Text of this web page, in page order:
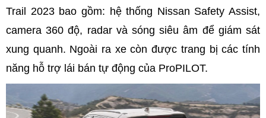
Trail 2023 bao gồm: hệ thống Nissan Safety Assist,
camera 360 độ, radar và sóng siêu âm để giám sát
xung quanh. Ngoài ra xe còn được trang bị các tính
năng hỗ trợ lái bán tự động của ProPILOT.